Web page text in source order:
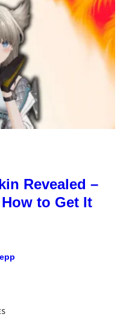
Revealed –
to Get It